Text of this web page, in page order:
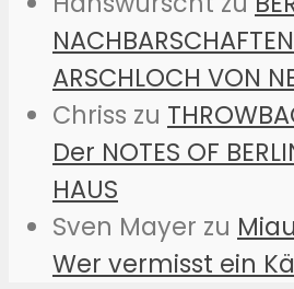
ARSCHLOCH VON
Chriss zu
Der NOTES OF
HAUS
Sven Mayer zu
Wer vermisst ein